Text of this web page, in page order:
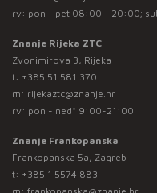
rv: pon - pet 08:00 - 20:00;
Znanje Rijeka ZTC
Zvonimirova 3, Rijeka
t: +385 51 581 370
m: rijekaztc@znanje.hr
rv: pon - ned* 9:00-21:00
Znanje Frankopanska
Frankopanska 5a, Zagreb
t: +385 1 5574 883